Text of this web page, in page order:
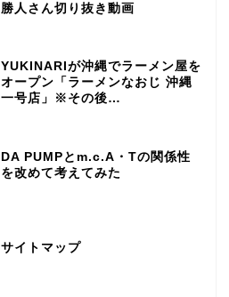
勝人さん切り抜き動画
YUKINARIが沖縄でラーメン屋を
オープン「ラーメンなおじ 沖縄
一号店」※その後…
DA PUMPとm.c.A・Tの関係性
を改めて考えてみた
サイトマップ